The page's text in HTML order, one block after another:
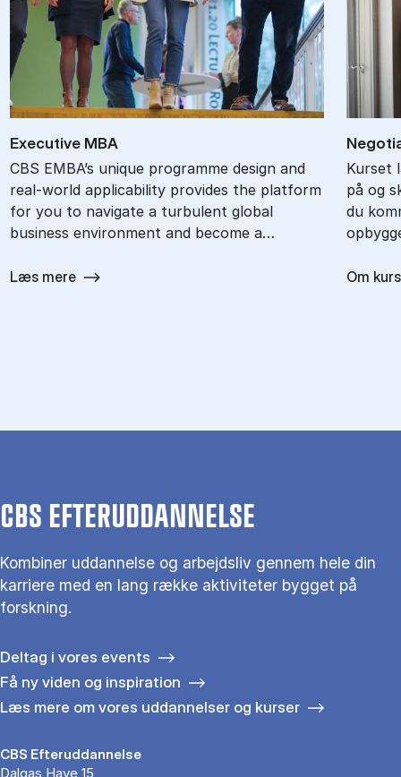
Ex­ec­ut­ive MBA
CBS EMBA’s unique programme design and
real-world applicability provides the platform
for you to navigate a turbulent global
business environment and become a…
Læs mere
Kurset
på og
du
Om
CBS EFTERUDDANNELSE
Kombiner uddannelse og arbejdsliv gennem hele din
karriere med en lang række aktiviteter bygget på
forskning.
Deltag i vores events
Få ny viden og inspiration
Læs mere om vores uddannelser og kurser
CBS Efteruddannelse
Dalgas Have 15